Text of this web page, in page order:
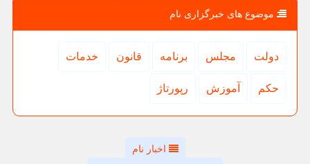
موضوع های خبرگزاری نام
دولت مجلس برنامه قانون خدمات
حكم آموزش رپورتاژ
اخبار نام